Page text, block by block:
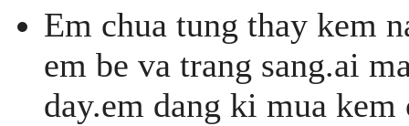
Em chua tung thay kem
em be va trang sang.ai
day.em dang ki mua